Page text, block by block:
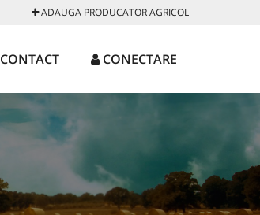
ADAUGA PRODUCATOR AGRICOL
CONTACT CONECTARE